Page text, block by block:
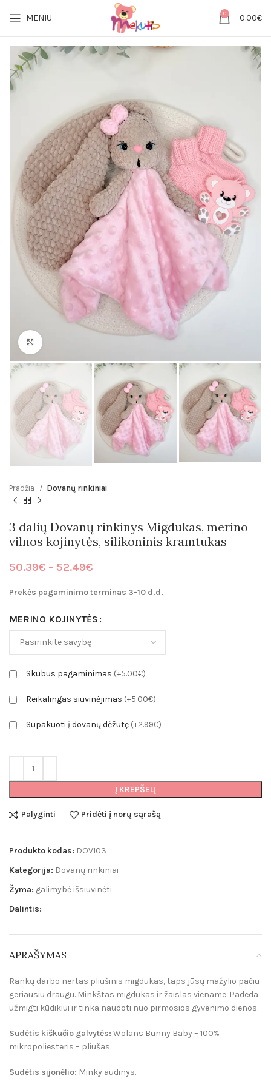
MENIU 0 0.00€
Pradžia Dovanų rinkiniai
3 dalių Dovanų rinkinys Migdukas, merino
vilnos kojinytės, silikoninis kramtukas
50.39€ – 52.49€
50.39€
52.49€
Prekės pagaminimo terminas 3-10 d.d.
MERINO KOJINYTĖS
Skubus pagaminimas (+5.00€)
Reikalingas siuvinėjimas (+5.00€)
Supakuoti į dovanų dėžutę (+2.99€)
Į KREPŠELĮ
Palyginti Pridėti į norų sąrašą
Produkto kodas: DOV103
Kategorija: Dovanų rinkiniai
Žyma: galimybė išsiuvinėti
Dalintis:
APRAŠYMAS
Rankų darbo nertas pliušinis migdukas, taps jūsų mažylio pačiu
geriausiu draugu. Minkštas migdukas ir žaislas viename. Padeda
užmigti kūdikiui ir tinka naudoti nuo pirmosios gyvenimo dienos.
Sudėtis kiškučio galvytės: Wolans Bunny Baby – 100%
mikropoliesteris – pliušas.
Sudėtis sijonėlio: Minky audinys.